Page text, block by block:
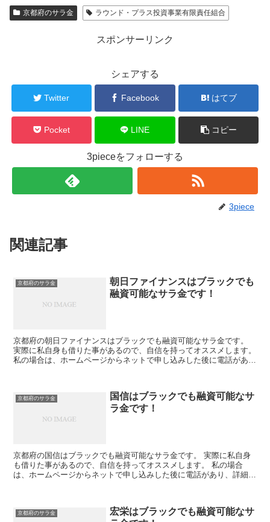
京都府のサラ金 ラウンド・プラス投資事業有限責任組合
スポンサーリンク
シェアする
Twitter Facebook はてブ
Pocket LINE コピー
3pieceをフォローする
3piece
関連記事
京都府のサラ金
朝日ファイナンスはブラックでも
融資可能なサラ金です！
京都府の朝日ファイナンスはブラックでも融資可能なサラ金です。
実際に私自身も借りた事があるので、自信を持ってオススメします。
私の場合は、ホームページからネットで申し込みした後に電話があ
京都府のサラ金
国信はブラックでも融資可能なサ
ラ金です！
京都府の国信はブラックでも融資可能なサラ金です。 実際に私自身
も借りた事があるので、自信を持ってオススメします。 私の場合
は、ホームページからネットで申し込みした後に電話があり、詳細を
京都府のサラ金
宏栄はブラックでも融資可能なサ